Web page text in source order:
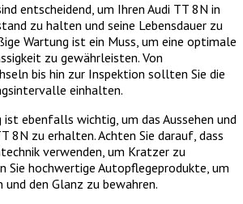
entscheidend, um Ihren Audi TT 8N in
zu halten und seine Lebensdauer zu
Wartung ist ein Muss, um eine optimale
zu gewährleisten. Von
bis hin zur Inspektion sollten Sie die
einhalten.
ist ebenfalls wichtig, um das Aussehen und
8N zu erhalten. Achten Sie darauf, dass
verwenden, um Kratzer zu
Sie hochwertige Autopflegeprodukte, um
den Glanz zu bewahren.